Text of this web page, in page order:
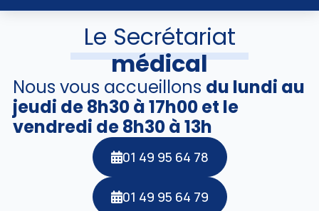
Le Secrétariat
médical
Nous vous accueillons du lundi au
jeudi de 8h30 à 17h00 et le
vendredi de 8h30 à 13h
01 49 95 64 78
01 49 95 64 79